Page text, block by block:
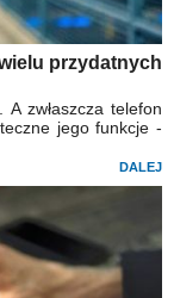
przydatnych
zwłaszcza telefon
jego funkcje -
DALEJ